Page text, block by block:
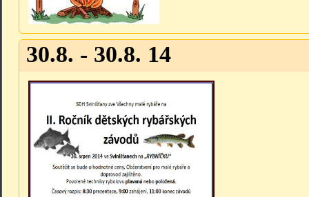
30.8. - 30.8. 14